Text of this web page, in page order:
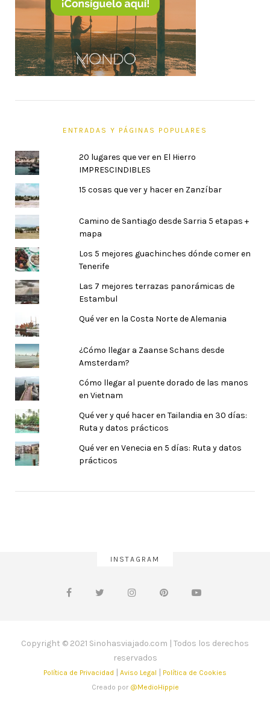
ENTRADAS Y PÁGINAS POPULARES
20 lugares que ver en El Hierro
IMPRESCINDIBLES
15 cosas que ver y hacer en Zanzíbar
Camino de Santiago desde Sarria 5 etapas +
mapa
Los 5 mejores guachinches dónde comer en
Tenerife
Las 7 mejores terrazas panorámicas de
Estambul
Qué ver en la Costa Norte de Alemania
¿Cómo llegar a Zaanse Schans desde
Amsterdam?
Cómo llegar al puente dorado de las manos
en Vietnam
Qué ver y qué hacer en Tailandia en 30 días:
Ruta y datos prácticos
Qué ver en Venecia en 5 días: Ruta y datos
prácticos
INSTAGRAM
Copyright © 2021 Sinohasviajado.com | Todos los derechos
reservados
Política de Privacidad | Aviso Legal | Política de Cookies
Creado por @MedioHippie